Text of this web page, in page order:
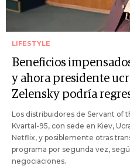
LIFESTYLE
Beneficios
y ahora presidente
Zelensky podría
Los distribuidores de Servant of
Kvartal-95, con sede en Kiev,
Netflix, y posiblemente otras
programa por segunda vez,
negociaciones.